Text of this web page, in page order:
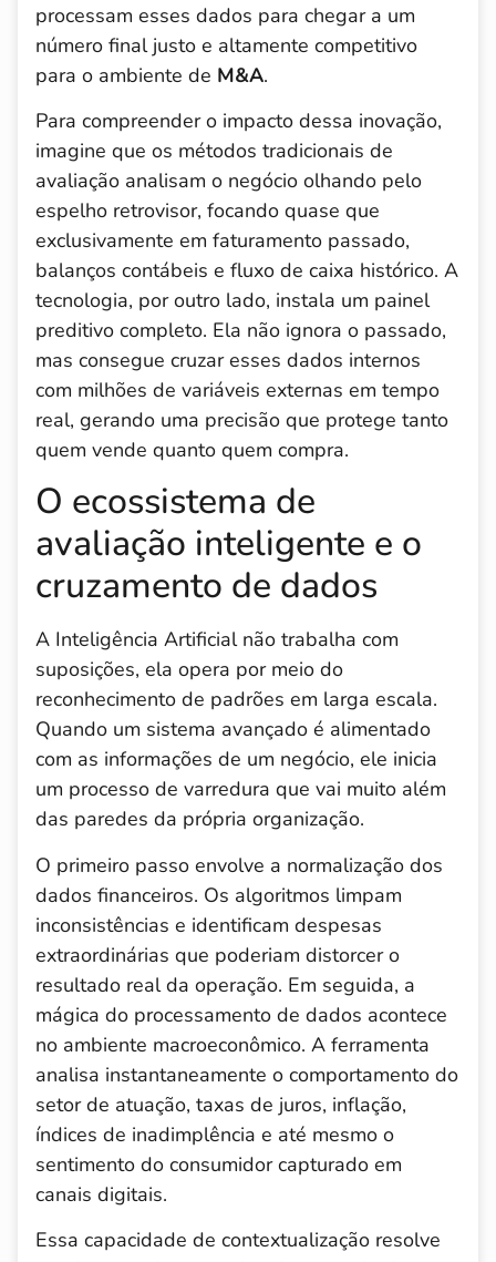
processam esses dados para chegar a um
número final justo e altamente competitivo
para o ambiente de M&A.
Para compreender o impacto dessa inovação,
imagine que os métodos tradicionais de
avaliação analisam o negócio olhando pelo
espelho retrovisor, focando quase que
exclusivamente em faturamento passado,
balanços contábeis e fluxo de caixa histórico. A
tecnologia, por outro lado, instala um painel
preditivo completo. Ela não ignora o passado,
mas consegue cruzar esses dados internos
com milhões de variáveis externas em tempo
real, gerando uma precisão que protege tanto
quem vende quanto quem compra.
O ecossistema de
avaliação inteligente e o
cruzamento de dados
A Inteligência Artificial não trabalha com
suposições, ela opera por meio do
reconhecimento de padrões em larga escala.
Quando um sistema avançado é alimentado
com as informações de um negócio, ele inicia
um processo de varredura que vai muito além
das paredes da própria organização.
O primeiro passo envolve a normalização dos
dados financeiros. Os algoritmos limpam
inconsistências e identificam despesas
extraordinárias que poderiam distorcer o
resultado real da operação. Em seguida, a
mágica do processamento de dados acontece
no ambiente macroeconômico. A ferramenta
analisa instantaneamente o comportamento do
setor de atuação, taxas de juros, inflação,
índices de inadimplência e até mesmo o
sentimento do consumidor capturado em
canais digitais.
Essa capacidade de contextualização resolve